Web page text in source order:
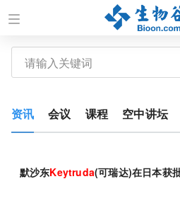
资讯 会议 课程 空中讲坛
默沙东Keytruda(可瑞达)在日本获